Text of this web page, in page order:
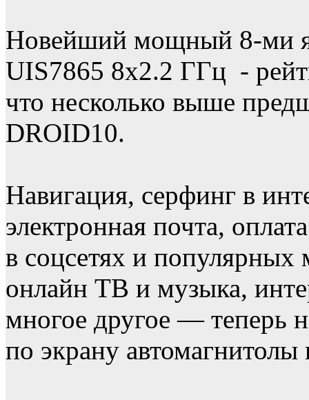
Новейший мощный 8-ми
UIS7865 8х2.2 ГГц -
что несколько выше
DROID10.
Навигация, серфинг в
электронная почта,
в соцсетях и
онлайн ТВ и музыка,
многое другое — теперь
по экрану